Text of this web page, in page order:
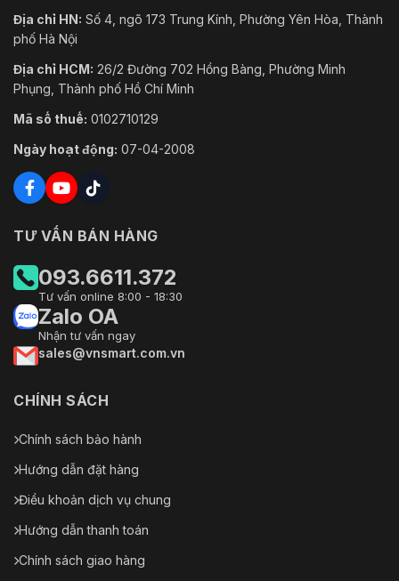
Địa chỉ HN: Số 4, ngõ 173 Trung Kính, Phường Yên Hòa, Thành
phố Hà Nội
Địa chỉ HCM: 26/2 Đường 702 Hồng Bàng, Phường Minh
Phụng, Thành phố Hồ Chí Minh
Mã số thuế: 0102710129
Ngày hoạt động: 07-04-2008
TƯ VẤN BÁN HÀNG
093.6611.372
Tư vấn online 8:00 - 18:30
Zalo OA
Nhận tư vấn ngay
sales@vnsmart.com.vn
CHÍNH SÁCH
Chính sách bảo hành
Hướng dẫn đặt hàng
Điều khoản dịch vụ chung
Hướng dẫn thanh toán
Chính sách giao hàng